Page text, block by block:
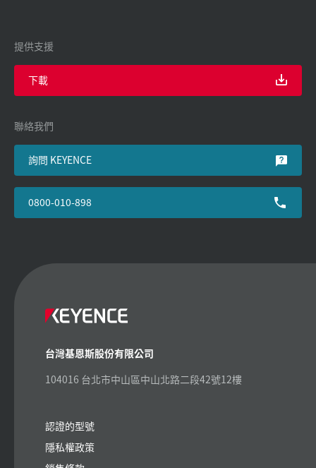
提供支援
下載
聯絡我們
詢問 KEYENCE
0800-010-898
台灣基恩斯股份有限公司
104016 台北市中山區中山北路二段42號12樓
認證的型號
隱私權政策